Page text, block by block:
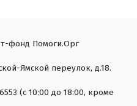
фонд Помоги.Орг
Ямской переулок, д.18.
(с 10:00 до 18:00, кроме